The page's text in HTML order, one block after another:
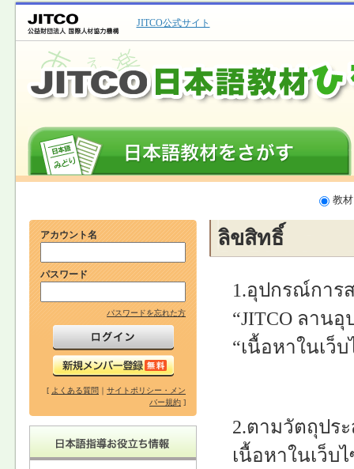
JITCO公式サイト
教
アカウント名
パスワード
パスワードを忘れた方
[ よくある質問 ｜ サイトポリシー・メン
バー規約 ]
ลิขสิทธิ์
1.อุปกรณ์การ
“JITCO ลาน
“เนื้อหาในเว็
2.ตามวัตถุปร
เนื้อหาในเว็